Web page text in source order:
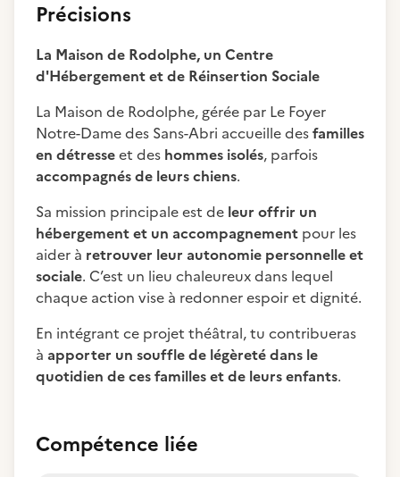
Précisions
La Maison de Rodolphe, un Centre
d'Hébergement et de Réinsertion Sociale
La Maison de Rodolphe, gérée par Le Foyer
Notre-Dame des Sans-Abri accueille desfamilles
en détresseet des hommes isolés, parfois
accompagnés de leurs chiens.
Sa mission principale est de leur offrir un
hébergement et un accompagnement pour les
aider à retrouver leur autonomie personnelle et
sociale. C’est un lieu chaleureux dans lequel
chaque action vise à redonner espoir et dignité.
En intégrant ce projet théâtral, tu contribueras
à apporter un souffle de légèreté dans le
quotidien de ces familles et de leurs enfants.
Compétence liée